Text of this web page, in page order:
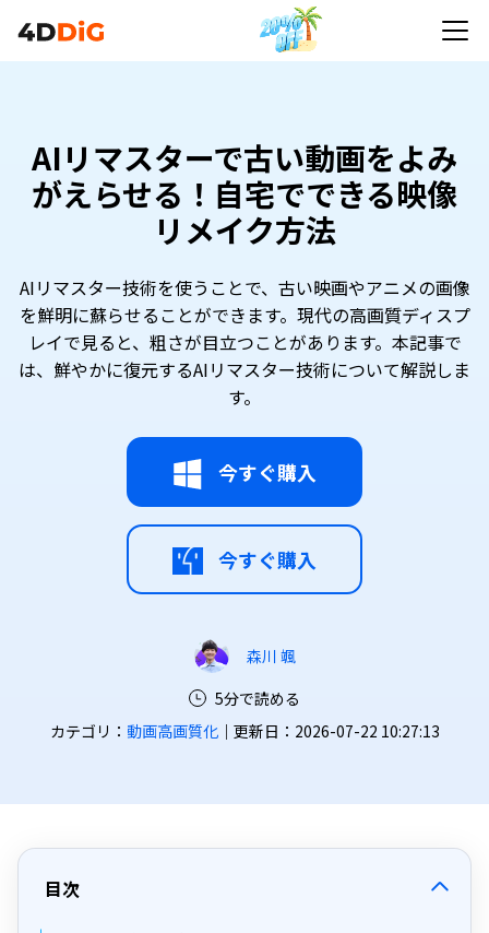
AIリマスターで古い動画をよみ
がえらせる！自宅でできる映像
リメイク方法
AIリマスター技術を使うことで、古い映画やアニメの画像
を鮮明に蘇らせることができます。現代の高画質ディスプ
レイで見ると、粗さが目立つことがあります。本記事で
は、鮮やかに復元するAIリマスター技術について解説しま
す。
今すぐ購入
今すぐ購入
森川 颯
5分で読める
カテゴリ： 動画高画質化｜更新日：2026-07-22 10:27:13
目次